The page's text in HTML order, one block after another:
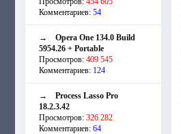
Комментариев: 54
→ Opera One 134.0 Build
5954.26 + Portable
Просмотров: 409 545
Комментариев: 124
→ Process Lasso Pro
18.2.3.42
Просмотров: 326 282
Комментариев: 64